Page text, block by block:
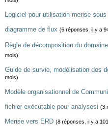
Logiciel pour utilisation merise
diagramme de flux (6 réponses, il y a
Règle de décomposition du
mois)
Guide de survie, modélisation des
mois)
Modèle organisationnel de
fichier exécutable pour analysesi (3
Merise vers ERD (8 réponses, il y a